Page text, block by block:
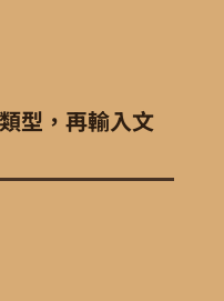
型，再輸入文